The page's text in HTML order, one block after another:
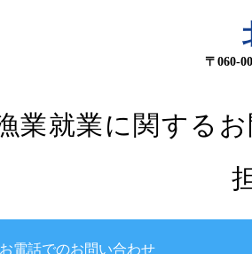
〒060-
業就業に関するお
お電話でのお問い合わせ